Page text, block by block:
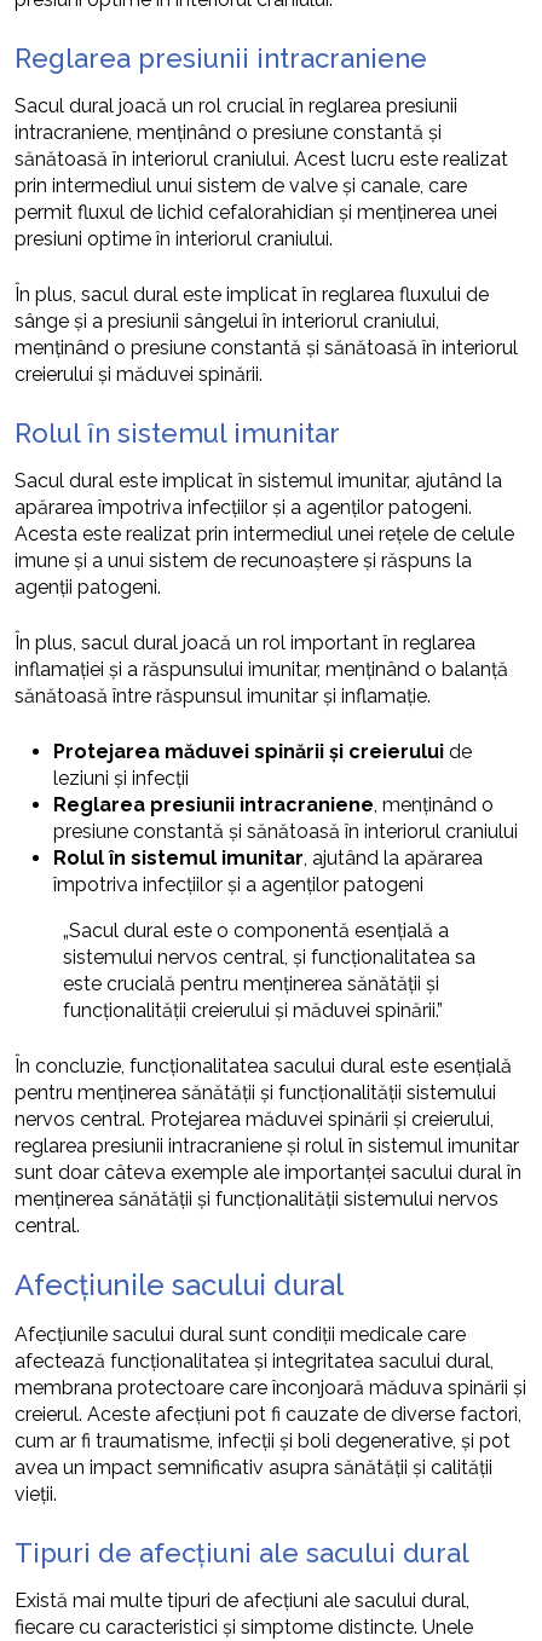
Reglarea presiunii intracraniene
Sacul dural joacă un rol crucial în reglarea presiunii
intracraniene, menținând o presiune constantă și
sănătoasă în interiorul craniului. Acest lucru este realizat
prin intermediul unui sistem de valve și canale, care
permit fluxul de lichid cefalorahidian și menținerea unei
presiuni optime în interiorul craniului.
În plus, sacul dural este implicat în reglarea fluxului de
sânge și a presiunii sângelui în interiorul craniului,
menținând o presiune constantă și sănătoasă în interiorul
creierului și măduvei spinării.
Rolul în sistemul imunitar
Sacul dural este implicat în sistemul imunitar, ajutând la
apărarea împotriva infecțiilor și a agenților patogeni.
Acesta este realizat prin intermediul unei rețele de celule
imune și a unui sistem de recunoaștere și răspuns la
agenții patogeni.
În plus, sacul dural joacă un rol important în reglarea
inflamației și a răspunsului imunitar, menținând o balanță
sănătoasă între răspunsul imunitar și inflamație.
Protejarea măduvei spinării și creierului de
leziuni și infecții
Reglarea presiunii intracraniene, menținând o
presiune constantă și sănătoasă în interiorul craniului
Rolul în sistemul imunitar, ajutând la apărarea
împotriva infecțiilor și a agenților patogeni
„Sacul dural este o componentă esențială a
sistemului nervos central, și funcționalitatea sa
este crucială pentru menținerea sănătății și
funcționalității creierului și măduvei spinării.”
În concluzie, funcționalitatea sacului dural este esențială
pentru menținerea sănătății și funcționalității sistemului
nervos central. Protejarea măduvei spinării și creierului,
reglarea presiunii intracraniene și rolul în sistemul imunitar
sunt doar câteva exemple ale importanței sacului dural în
menținerea sănătății și funcționalității sistemului nervos
central.
Afecțiunile sacului dural
Afecțiunile sacului dural sunt condiții medicale care
afectează funcționalitatea și integritatea sacului dural,
membrana protectoare care înconjoară măduva spinării și
creierul. Aceste afecțiuni pot fi cauzate de diverse factori,
cum ar fi traumatisme, infecții și boli degenerative, și pot
avea un impact semnificativ asupra sănătății și calității
vieții.
Tipuri de afecțiuni ale sacului dural
Există mai multe tipuri de afecțiuni ale sacului dural,
fiecare cu caracteristici și simptome distincte. Unele